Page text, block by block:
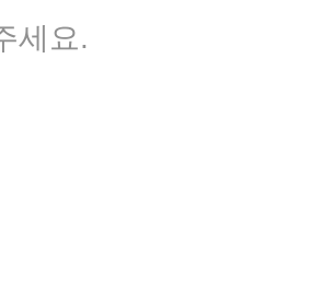
세요.